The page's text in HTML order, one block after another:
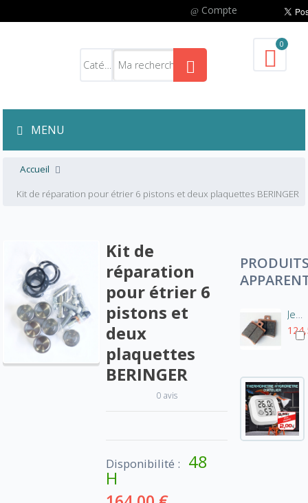
Compte
0
MENU
Accueil
Kit de réparation pour étrier 6 pistons et deux plaquettes BERINGER
Kit de
réparation
pour étrier 6
pistons et
deux
plaquettes
BERINGER
0 avis
Disponibilité : 48
H
Jeu de 6 plaquettes Beringer